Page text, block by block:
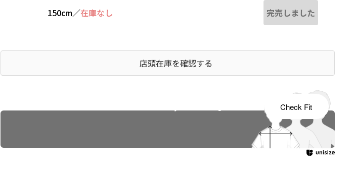
150cm／在庫なし 完売しました
店頭在庫を確認する
Check Fit